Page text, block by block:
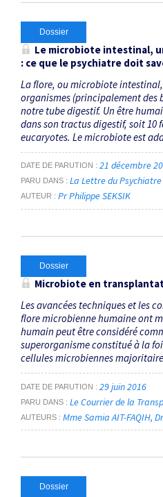
Dossier
Le microbiote intestinal,
: ce que le psychiatre doit
La flore, ou microbiote
organismes (principalement des
notre tube digestif. Un être
dans son tractus digestif, soit 10
eucaryotes. Le microbiote est
DATE DE PARUTION 21 décembre
PARU DANS La Lettre du
AUTEUR Pr Philippe SEKSIK
Dossier
Microbiote en
Les avancées techniques et les
flore microbienne humaine ont
humain peut être considéré
superorganisme constitué à la
cellules microbiennes
DATE DE PARUTION 29 juin 2016
PARU DANS Le Courrier de la
AUTEURS Mme Samia AIT-FAQIH
Dossier